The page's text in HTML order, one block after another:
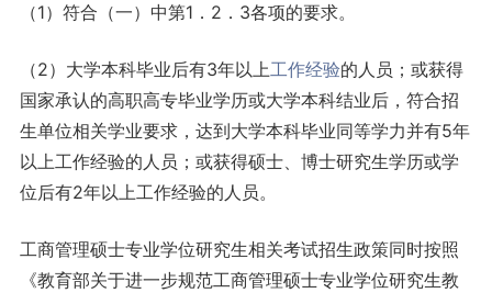
（1）符合（一）中第1．2．3各项的要求。
（2）大学本科毕业后有3年以上工作经验的人员；或获得
国家承认的高职高专毕业学历或大学本科结业后，符合招
生单位相关学业要求，达到大学本科毕业同等学力并有5年
以上工作经验的人员；或获得硕士、博士研究生学历或学
位后有2年以上工作经验的人员。
工商管理硕士专业学位研究生相关考试招生政策同时按照
《教育部关于进一步规范工商管理硕士专业学位研究生教